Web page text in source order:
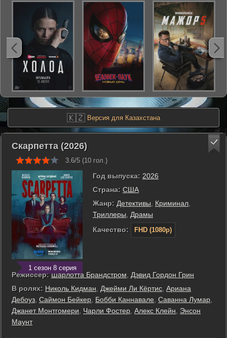
🇰🇿 Версия для Казахстана
Скарпетта (2026)
3.6/5 (10 гол.)
1 сезон 8 серия
Год выпуска: 2026
Страна: США
Жанр: Детективы Криминал
Триллеры
Драмы
Качество:
FHD (1080p)
Режиссер: Шарлотта Брандстром
Дэвид Гордон Грин
В ролях: Николь Кидман Джейми Ли Кёртис Ариана
Дебоуз Саймон Бейкер Бобби Каннавале Саванна Лумар
Джанет Монтгомери
Чарли Фостер Алекс Клейн
Энсон
Маунт